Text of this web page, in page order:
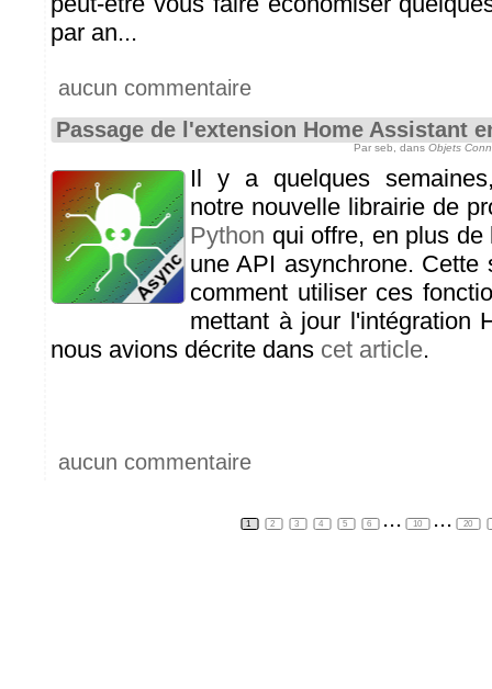
par an...
aucun commentaire
Passage de l'extension Home Assistant
Par seb, dans Objets
Il y a quelques
notre nouvelle librairie de
Python qui offre, en plus
une API asynchrone. Cette
comment utiliser ces
mettant à jour l'intégration
nous avions décrite dans cet article.
aucun commentaire
1 2 3 4 5 6 ... 10 ... 20